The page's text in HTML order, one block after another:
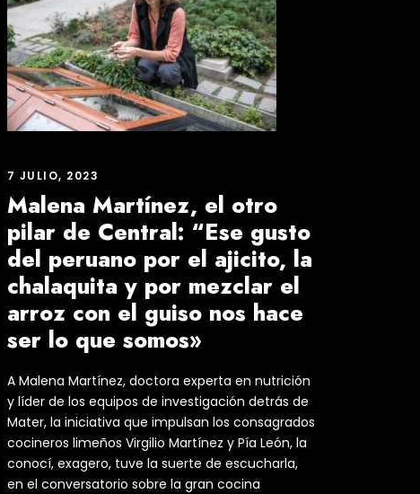
7 JULIO, 2023
Malena Martínez, el otro
pilar de Central: “Ese gusto
del peruano por el ajicito, la
chalaquita y por mezclar el
arroz con el guiso nos hace
ser lo que somos»
A Malena Martínez, doctora experta en nutrición
y líder de los equipos de investigación detrás de
Mater, la iniciativa que impulsan los consagrados
cocineros limeños Virgilio Martínez y Pía León, la
conocí, exagero, tuve la suerte de escucharla,
en el conversatorio sobre la gran cocina